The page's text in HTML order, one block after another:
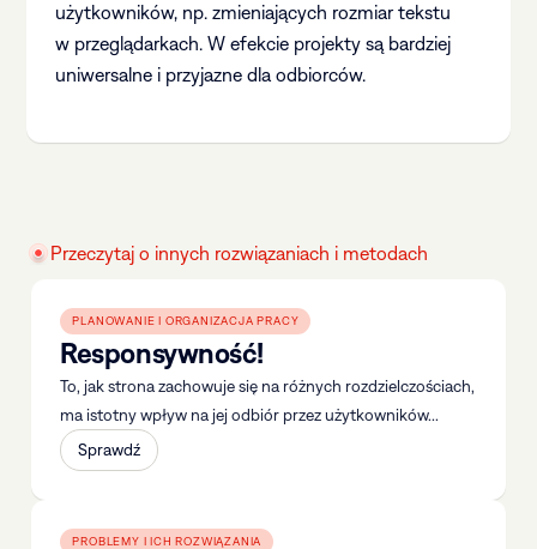
użytkowników, np. zmieniających rozmiar tekstu
w przeglądarkach. W efekcie projekty są bardziej
uniwersalne i przyjazne dla odbiorców.
Przeczytaj o innych rozwiązaniach i metodach
PLANOWANIE I ORGANIZACJA PRACY
Responsywność!
To, jak strona zachowuje się na różnych rozdzielczościach,
ma istotny wpływ na jej odbiór przez użytkowników...
Sprawdź
PROBLEMY I ICH ROZWIĄZANIA